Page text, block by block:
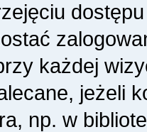
każdej
jeżeli
np. w